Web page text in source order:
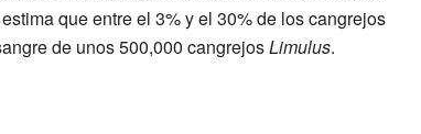
que entre el 3% y el 30% de los cangrejos
de unos 500,000 cangrejosLimulus.